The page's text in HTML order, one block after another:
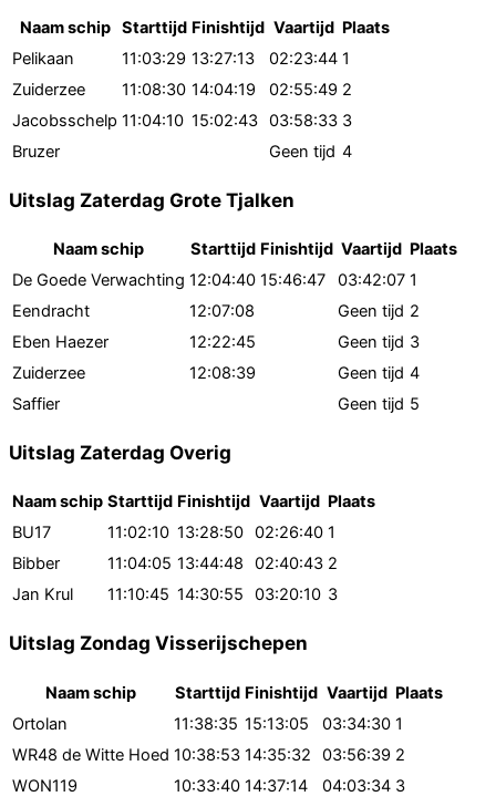
Naam schip Starttijd Finishtijd Vaartijd Plaats
Pelikaan
11:03:29 13:27:13 02:23:44 1
Zuiderzee
11:08:30 14:04:19 02:55:49 2
Jacobsschelp 11:04:10 15:02:43 03:58:33 3
Bruzer
Geen tijd 4
Uitslag Zaterdag Grote Tjalken
Naam schip Starttijd Finishtijd Vaartijd Plaats
De Goede Verwachting 12:04:40 15:46:47 03:42:07 1
Eendracht
12:07:08 Geen tijd 2
Eben Haezer
12:22:45 Geen tijd 3
Zuiderzee
12:08:39 Geen tijd 4
Saffier
Geen tijd 5
Uitslag Zaterdag Overig
Naam schip Starttijd Finishtijd Vaartijd Plaats
BU17
11:02:10 13:28:50 02:26:40 1
Bibber
11:04:05 13:44:48 02:40:43 2
Jan Krul
11:10:45 14:30:55 03:20:10 3
Uitslag Zondag Visserijschepen
Naam schip Starttijd Finishtijd Vaartijd Plaats
Ortolan
11:38:35 15:13:05 03:34:30 1
WR48 de Witte Hoed 10:38:53 14:35:32 03:56:39 2
WON119
10:33:40 14:37:14 04:03:34 3